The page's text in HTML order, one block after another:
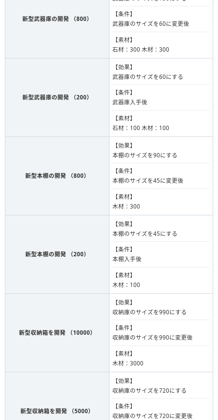
新型武器庫の開発 （800）
【条件】
武器庫のサイズを60に変更後
【素材】
石材：300 木材：300
新型武器庫の開発 （200）
【効果】
武器庫のサイズを60にする
【条件】
武器庫入手後
【素材】
石材：100 木材：100
新型本棚の開発 （800）
【効果】
本棚のサイズを90にする
【条件】
本棚のサイズを45に変更後
【素材】
木材：300
新型本棚の開発 （200）
【効果】
本棚のサイズを45にする
【条件】
本棚入手後
【素材】
木材：100
新型収納箱を開発 （10000）
【効果】
収納庫のサイズを990にする
【条件】
収納庫のサイズを990に変更後
【素材】
木材：3000
新型収納箱を開発 （5000）
【効果】
収納庫のサイズを720にする
【条件】
収納庫のサイズを720に変更後